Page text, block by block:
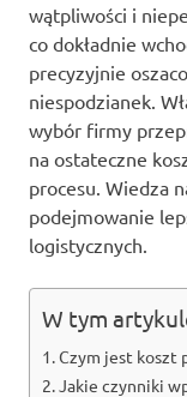
wątpliwości i
co dokładnie
precyzyjnie
niespodzianek.
wybór firmy
na ostateczne
procesu. Wiedza
podejmowanie
logistycznych.
W tym
Czym jest koszt
Jakie czynniki